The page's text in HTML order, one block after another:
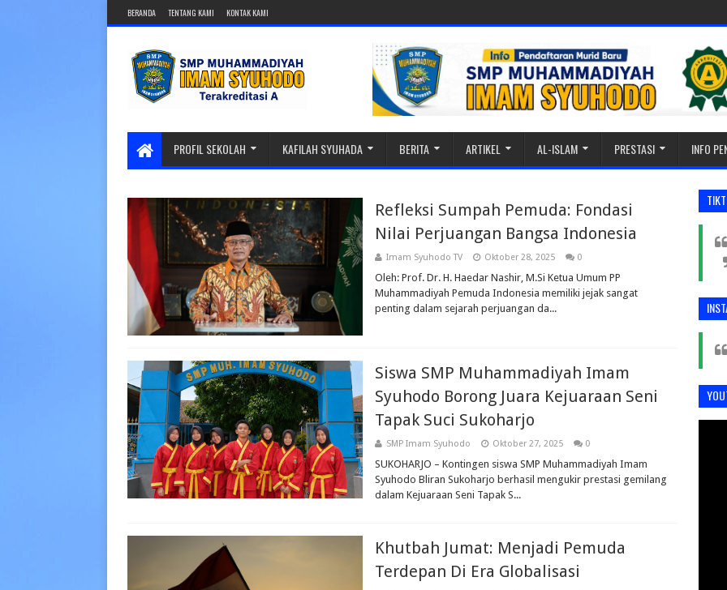
BERANDA TENTANG KAMI KONTAK KAMI
PROFIL SEKOLAH KAFILAH SYUHADA BERITA ARTIKEL AL-ISLAM PRESTASI INFO
Refleksi Sumpah Pemuda: Fondasi
Nilai Perjuangan Bangsa Indonesia
Imam Syuhodo TV Oktober 28, 2025 0
Oleh: Prof. Dr. H. Haedar Nashir, M.Si Ketua Umum PP
Muhammadiyah Pemuda Indonesia memiliki jejak sangat
penting dalam sejarah perjuangan da...
Siswa SMP Muhammadiyah Imam
Syuhodo Borong Juara Kejuaraan Seni
Tapak Suci Sukoharjo
SMP Imam Syuhodo Oktober 27, 2025 0
SUKOHARJO – Kontingen siswa SMP Muhammadiyah Imam
Syuhodo Bliran Sukoharjo berhasil mengukir prestasi gemilang
dalam Kejuaraan Seni Tapak S...
Khutbah Jumat: Menjadi Pemuda
Terdepan Di Era Globalisasi